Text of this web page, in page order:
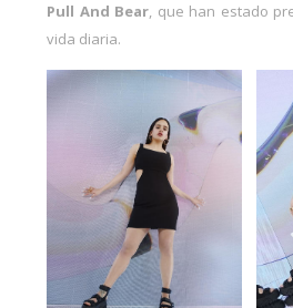
Pull And Bear, que han estado
vida diaria.